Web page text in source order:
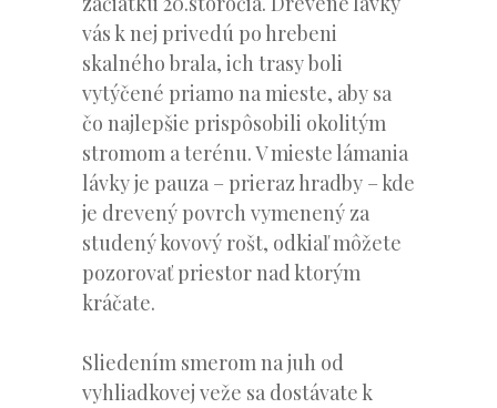
vás k nej privedú po hrebeni
skalného brala, ich trasy boli
vytýčené priamo na mieste, aby sa
čo najlepšie prispôsobili okolitým
stromom a terénu. V mieste lámania
lávky je pauza – prieraz hradby – kde
je drevený povrch vymenený za
studený kovový rošt, odkiaľ môžete
pozorovať priestor nad ktorým
kráčate.
Sliedením smerom na juh od
vyhliadkovej veže sa dostávate k